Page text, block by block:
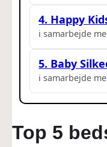
4. Happy
i samarbejde
5. Baby
i samarbejde
Top 5